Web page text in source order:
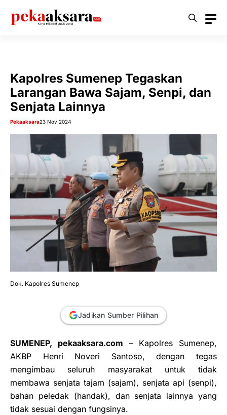
Kapolres Sumenep Tegaskan
Larangan Bawa Sajam, Senpi, dan
Senjata Lainnya
Pekaaksara23 Nov 2024
Dok. Kapolres Sumenep
Jadikan Sumber Pilihan
SUMENEP, pekaaksara.com – Kapolres Sumenep,
AKBP Henri Noveri Santoso, dengan tegas
mengimbau seluruh masyarakat untuk tidak
membawa senjata tajam (sajam), senjata api (senpi),
bahan peledak (handak), dan senjata lainnya yang
tidak sesuai dengan fungsinya.